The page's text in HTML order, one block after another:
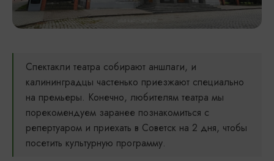
Спектакли театра собирают аншлаги, и
калининградцы частенько приезжают специально
на премьеры. Конечно, любителям театра мы
порекомендуем заранее познакомиться с
репертуаром и приехать в Советск на 2 дня, чтобы
посетить культурную программу.